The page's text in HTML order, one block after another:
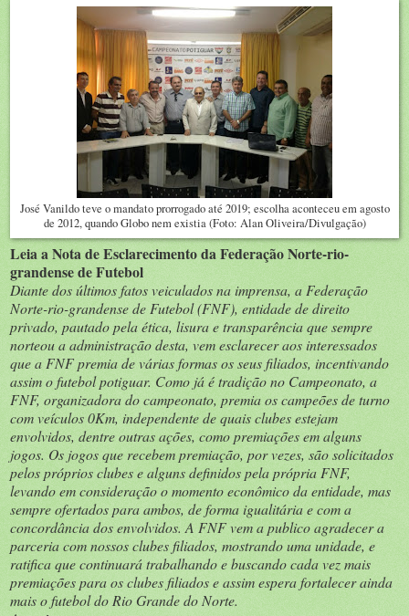
José Vanildo teve o mandato prorrogado até 2019; escolha aconteceu em agosto
de 2012, quando Globo nem existia (Foto: Alan Oliveira/Divulgação)
Leia a Nota de Esclarecimento da Federação Norte-rio-
grandense de Futebol
Diante dos últimos fatos veiculados na imprensa, a Federação
Norte-rio-grandense de Futebol (FNF), entidade de direito
privado, pautado pela ética, lisura e transparência que sempre
norteou a administração desta, vem esclarecer aos interessados
que a FNF premia de várias formas os seus filiados, incentivando
assim o futebol potiguar. Como já é tradição no Campeonato, a
FNF, organizadora do campeonato, premia os campeões de turno
com veículos 0Km, independente de quais clubes estejam
envolvidos, dentre outras ações, como premiações em alguns
jogos. Os jogos que recebem premiação, por vezes, são solicitados
pelos próprios clubes e alguns definidos pela própria FNF,
levando em consideração o momento econômico da entidade, mas
sempre ofertados para ambos, de forma igualitária e com a
concordância dos envolvidos. A FNF vem a publico agradecer a
parceria com nossos clubes filiados, mostrando uma unidade, e
ratifica que continuará trabalhando e buscando cada vez mais
premiações para os clubes filiados e assim espera fortalecer ainda
mais o futebol do Rio Grande do Norte.